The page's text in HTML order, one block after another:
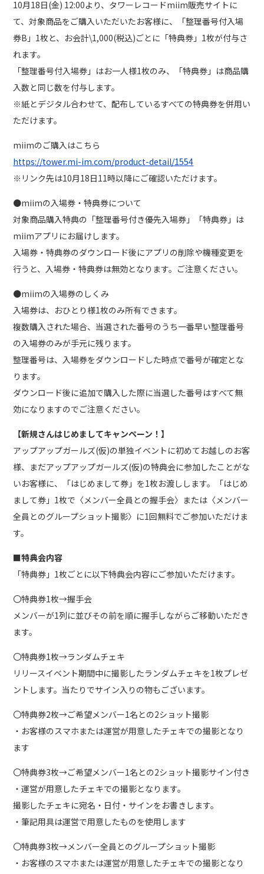
10月18日(金) 12:00より、タワーレコードmiim販売サイトに
て、対象商品をご購入いただいたお客様に、「整理番号付入場
券B」1枚と、お会計\1,000(税込)ごとに「特典券」1枚が付与さ
れます。
「整理番号付入場券」はお一人様1枚のみ、「特典券」は商品購
入数と同じ数を付与します。
※紙とデジタル合わせて、配布しているすべての特典券を併用い
ただけます。
miimのご購入はこちら
https://tower.mi-im.com/product-detail/1554
※リンク先は10月18日11時以降にご確認いただけます。
●miimの入場券・特典券について
対象商品購入特典の「整理番号付き優先入場券」「特典券」は
miimアプリにお届けします。
入場券・特典券のダウンロード後にアプリの削除や機種変更を
行うと、入場券・特典券は無効となります。ご注意ください。
●miimの入場券のしくみ
入場券は、おひとり様1枚のみ所有できます。
複数購入された場合、当選された番号のうち一番早い整理番号
の入場券のみが手元に残ります。
整理番号は、入場券をダウンロードした時点で番号が確定とな
ります。
ダウンロード後に追加で購入した際に当選した番号はすべて無
効になりますのでご注意ください。
【新規さんはじめましてキャンペーン！】
アップアップガールズ(仮)の単独イベントに初めてお越しのお客
様、まだアップアップガールズ(仮)の特典会に参加したことがな
いお客様に、「はじめまして券」を1枚お渡しします。「はじめ
まして券」1枚で〈メンバー全員との握手会〉または〈メンバー
全員とのグループショット撮影〉に1回無料でご参加いただけま
す。
■特典会内容
「特典券」1枚ごとに以下特典会内容にご参加いただけます。
〇特典券1枚→握手会
メンバーが1列に並びその前を順に握手しながらご移動いただき
ます。
〇特典券1枚→ランダムチェキ
リリースイベント期間中に撮影したランダムチェキを1枚プレゼ
ントします。当たりでサイン入りの物もございます。
〇特典券2枚→ご希望メンバー1名との2ショット撮影
・お客様のスマホまたは運営が用意したチェキでの撮影となり
ます
〇特典券3枚→ご希望メンバー1名との2ショット撮影サイン付き
・運営が用意したチェキでの撮影となります。
撮影したチェキに宛名・日付・サインをお書きします。
・筆記用具は運営で用意したものを使用します
〇特典券3枚→メンバー全員とのグループショット撮影
・お客様のスマホまたは運営が用意したチェキでの撮影となり